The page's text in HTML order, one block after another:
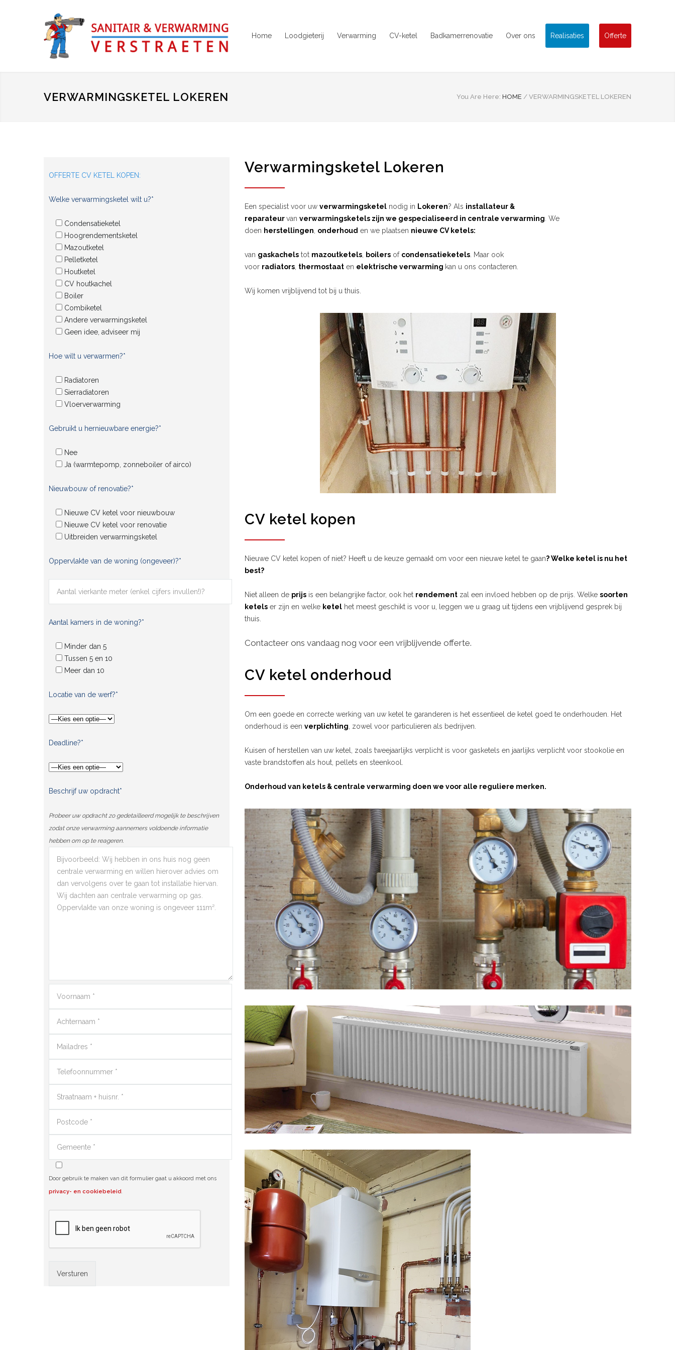
Home Loodgieterij Verwarming CV-ketel Badkamerrenovatie Over ons Realisaties Offerte
VERWARMINGSKETEL LOKEREN You Are Here: HOME / VERWARMINGSKETEL LOKEREN
OFFERTE CV KETEL KOPEN:
Welke verwarmingsketel wilt u?*
Condensatieketel
Hoogrendementsketel
Mazoutketel
Pelletketel
Houtketel
CV houtkachel
Boiler
Combiketel
Andere verwarmingsketel
Geen idee, adviseer mij
Hoe wilt u verwarmen?*
Radiatoren
Sierradiatoren
Vloerverwarming
Gebruikt u hernieuwbare energie?*
Nee
Ja (warmtepomp, zonneboiler of airco)
Nieuwbouw of renovatie?*
Nieuwe CV ketel voor nieuwbouw
Nieuwe CV ketel voor renovatie
Uitbreiden verwarmingsketel
Oppervlakte van de woning (ongeveer)?*
Aantal kamers in de woning?*
Minder dan 5
Tussen 5 en 10
Meer dan 10
Locatie van de werf?*
Deadline?*
Beschrijf uw opdracht*
Probeer uw opdracht zo gedetailleerd mogelijk te beschrijven
zodat onze verwarming aannemers voldoende informatie
hebben om op te reageren.
Door gebruik te maken van dit formulier gaat u akkoord met ons
privacy- en cookiebeleid.
Verwarmingsketel Lokeren
Een specialist voor uw verwarmingsketel nodig in Lokeren? Als installateur &
reparateurvan verwarmingsketels zijn we gespecialiseerd in centrale verwarming . We
doen herstellingen onderhoud en we plaatsen nieuwe CV ketels:
van gaskachels tot mazoutketels boilers of condensatieketels . Maar ook
voor radiators thermostaat en elektrische verwarming kan u ons contacteren.
Wij komen vrijblijvend tot bij u thuis.
CV ketel kopen
Nieuwe CV ketel kopen of niet? Heeft u de keuze gemaakt om voor een nieuwe ketel te gaan? Welke ketel is nu het
best?
Niet alleen de prijs is een belangrijke factor, ook het rendement zal een invloed hebben op de prijs. Welke soorten
ketels er zijn en welke ketel het meest geschikt is voor u, leggen we u graag uit tijdens een vrijblijvend gesprek bij
thuis.
Contacteer ons vandaag nog voor een vrijblijvende offerte.
CV ketel onderhoud
Om een goede en correcte werking van uw ketel te garanderen is het essentieel de ketel goed te onderhouden. Het
onderhoud is een verplichting , zowel voor particulieren als bedrijven.
Kuisen of herstellen van uw ketel, zoals tweejaarlijks verplicht is voor gasketels en jaarlijks verplicht voor stookolie en
vaste brandstoffen als hout, pellets en steenkool.
Onderhoud van ketels & centrale verwarming doen we voor alle reguliere merken.